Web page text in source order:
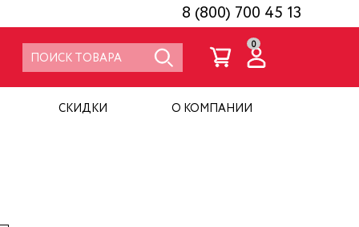
8 (800) 700 45 13
0
СКИДКИ О КОМПАНИИ